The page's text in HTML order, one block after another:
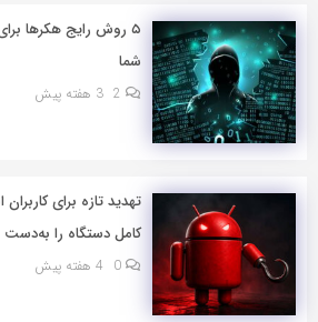
۵ روش رایج هکرها
شما
3 هفته پیش
تهدید تازه برای کاربران
کامل دستگاه را به‌دست
0 4 هفته پیش